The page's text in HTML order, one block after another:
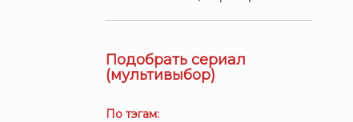
Подобрать сериал
(мультивыбор)
По тэгам: